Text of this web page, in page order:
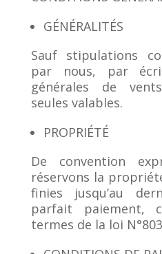
GÉNÉRALITÉS
Sauf stipulations
par nous, par
générales de
seules valables.
PROPRIÉTÉ
De convention
réservons la
finies jusqu’au
parfait paiement,
termes de la loi